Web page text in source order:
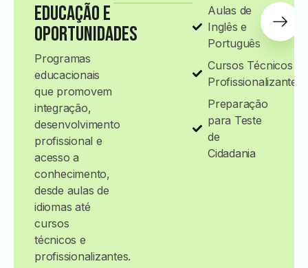
Educação e
Oportunidades
Programas
educacionais
que promovem
integração,
desenvolvimento
profissional e
acesso a
conhecimento,
desde aulas de
idiomas até
cursos
técnicos e
profissionalizantes.
Aulas de
Inglês e
Português
Cursos Técnicos e
Profissionalizantes
Preparação
para Teste
de
Cidadania